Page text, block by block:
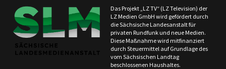
Das Projekt „LZ TV“ (LZ Television) der
LZ Medien GmbH wird gefördert durch
die Sächsische Landesanstalt für
privaten Rundfunk und neue Medien.
Diese Maßnahme wird mitfinanziert
durch Steuermittel auf Grundlage des
vom Sächsischen Landtag
beschlossenen Haushaltes.